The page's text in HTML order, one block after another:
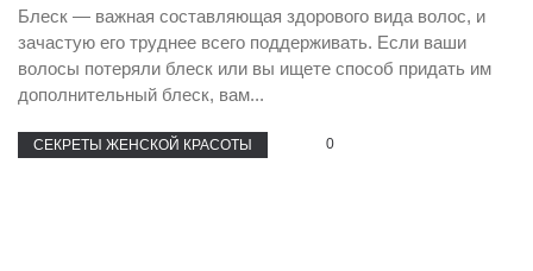
Блеск — важная составляющая здорового вида волос, и
зачастую его труднее всего поддерживать. Если ваши
волосы потеряли блеск или вы ищете способ придать им
дополнительный блеск, вам...
СЕКРЕТЫ ЖЕНСКОЙ КРАСОТЫ 0